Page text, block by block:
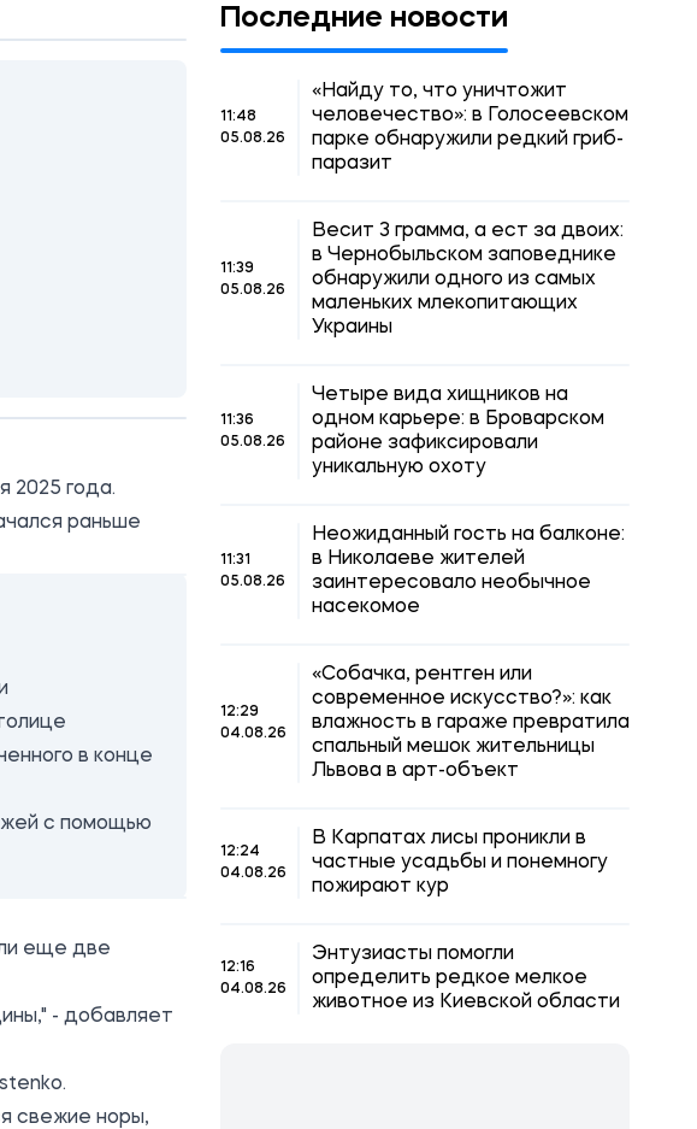
2025 года.
раньше
в конце
с помощью
еще две
- добавляет
свежие норы,
Последние новости
11:48
05.08.26
«Найду то, что уничтожит
человечество»: в Голосеевском
парке обнаружили редкий гриб-
паразит
11:39
05.08.26
Весит 3 грамма, а ест за двоих:
в Чернобыльском заповеднике
обнаружили одного из самых
маленьких млекопитающих
Украины
11:36
05.08.26
Четыре вида хищников на
одном карьере: в Броварском
районе зафиксировали
уникальную охоту
11:31
05.08.26
Неожиданный гость на балконе:
в Николаеве жителей
заинтересовало необычное
насекомое
12:29
04.08.26
«Собачка, рентген или
современное искусство?»: как
влажность в гараже превратила
спальный мешок жительницы
Львова в арт-объект
12:24
04.08.26
В Карпатах лисы проникли в
частные усадьбы и понемногу
пожирают кур
12:16
04.08.26
Энтузиасты помогли
определить редкое мелкое
животное из Киевской области